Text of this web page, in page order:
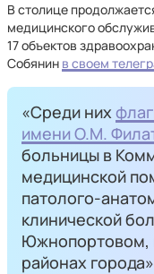
В столице
медицинского
17 объектов
Собянин в своем
«Среди них
имени О.М.
больницы в
медицинской
патолого-
клинической
Южнопортовом,
районах